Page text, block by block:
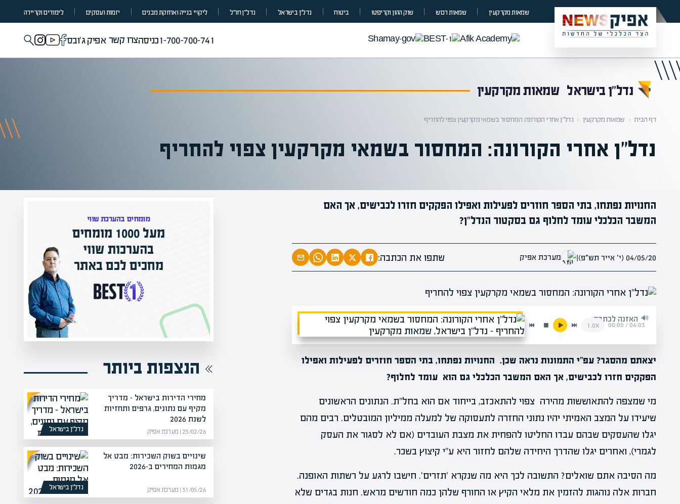
שמאות מקרקעין שמאות רכוש שוק ההון וקריפטו ביטוח נדל”ן בישראל נדל״ן חו״ל ליקויי בנייה ואחזקת מבנים יזמות ועסקים לימודים וקריירה
1-700-700-741כניסהצרו קשר אפיק ג'ובס
נדל”ן בישראל שמאות מקרקעין
דף הבית ‹ שמאות מקרקעין ‹ נדל"ן אחרי הקורונה: המחסור בשמאי מקרקעין צפוי להחריף
נדל"ן אחרי הקורונה: המחסור בשמאי מקרקעין צפוי להחריף
החנויות נפתחו, בתי הספר חוזרים לפעילות ואפילו הפקקים חזרו לכבישים, אך האם
המשבר הכלכלי עומד לחלוף גם בסקטור הנדל"ן?
04/05/20 (י׳ אייר תש״פ) | מערכת אפיק שתפו את הכתבה:
האזנה לכתבה:
04:03
/
00:00
1.0x
יצאתם מהסגר? עפ"י התמונות נראה שכן. החנויות נפתחו, בתי הספר חוזרים לפעילות ואפילו
הפקקים חזרו לכבישים, אך האם המשבר הכלכלי גם הוא עומד לחלוף?
מי שמצפה להתאוששות מהירה צפוי להתאכזב, בייחוד אם הוא בחל"ת. הנתונים הראשונים
שיעידו על המצב האמיתי יהיו נתוני החזרה לתעסוקה של למעלה ממיליון המובטלים. רבים מהם
יגלו שהעסקים שבהם עבדו החליטו להפחית את מצבת העובדים (אם לא לסגור את העסק
לגמרי), ואחרים יגלו שהדרך היחידה שלהם לחזור היא ע"י קיצוץ בשכר.
מה הסיבה אתם שואלים? התשובה לכך היא מה שנקרא 'תזרים'. חישבו לרגע על רשתות האופנה.
חברות אלה נוהגות להזמין את מלאי הקיץ או החורף שלהן כמה חודשים מראש. חנות בגדים שלא
המרצים המובילים בישראל
מומחים בהערכת שווי
מעל 1000 מומחים
בהערכות שווי
מחכים לכם באתר
הנצפות ביותר
נדל”ן בישראל
מחירי הדירות בישראל – מדריך
מקיף עם נתונים, גרפים ותחזיות
לשנת 2026
23/02/26 | מערכת אפיק
נדל”ן בישראל
שינויים בשוק השכירות: מבט אל
מגמות המחירים ב-2026
31/05/26 | מערכת אפיק